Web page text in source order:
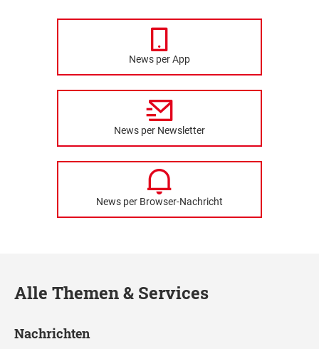
News per App
News per Newsletter
News per Browser-Nachricht
Alle Themen & Services
Nachrichten